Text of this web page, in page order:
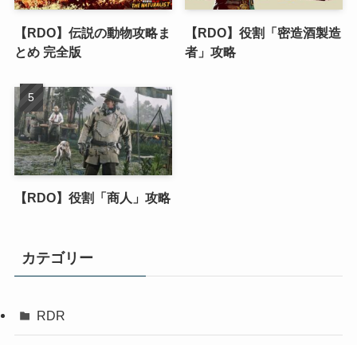
【RDO】伝説の動物攻略ま
とめ 完全版
【RDO】役割「密造酒製造
者」攻略
【RDO】役割「商人」攻略
カテゴリー
RDR